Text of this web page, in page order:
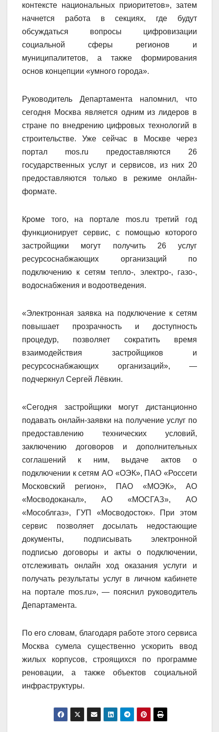
контексте национальных приоритетов», затем
начнется работа в секциях, где будут
обсуждаться вопросы цифровизации
социальной сферы регионов и
муниципалитетов, а также формирования
основ концепции «умного города».
Руководитель Департамента напомнил, что
сегодня Москва является одним из лидеров в
стране по внедрению цифровых технологий в
строительстве. Уже сейчас в Москве через
портал mos.ru предоставляются 26
государственных услуг и сервисов, из них 20
предоставляются только в режиме онлайн-
формате.
Кроме того, на портале mos.ru третий год
функционирует сервис, с помощью которого
застройщики могут получить 26 услуг
ресурсоснабжающих организаций по
подключению к сетям тепло-, электро-, газо-,
водоснабжения и водоотведения.
«Электронная заявка на подключение к сетям
повышает прозрачность и доступность
процедур, позволяет сократить время
взаимодействия застройщиков и
ресурсоснабжающих организаций», —
подчеркнул Сергей Лёвкин.
«Сегодня застройщики могут дистанционно
подавать онлайн-заявки на получение услуг по
предоставлению технических условий,
заключению договоров и дополнительных
соглашений к ним, выдаче актов о
подключении к сетям АО «ОЭК», ПАО «Россети
Московский регион», ПАО «МОЭК», АО
«Мосводоканал», АО «МОСГАЗ», АО
«Мособлгаз», ГУП «Мосводосток». При этом
сервис позволяет досылать недостающие
документы, подписывать электронной
подписью договоры и акты о подключении,
отслеживать онлайн ход оказания услуги и
получать результаты услуг в личном кабинете
на портале mos.ru», — пояснил руководитель
Департамента.
По его словам, благодаря работе этого сервиса
Москва сумела существенно ускорить ввод
жилых корпусов, строящихся по программе
реновации, а также объектов социальной
инфраструктуры.